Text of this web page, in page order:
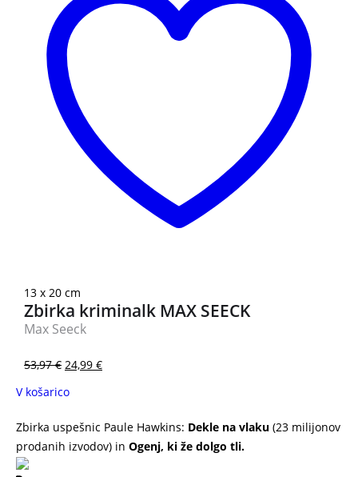
13 x 20 cm
Zbirka kriminalk MAX SEECK
Max Seeck
53,97€ 24,99 €
V košarico
Zbirka uspešnic Paule Hawkins: Dekle na vlaku (23 milijonov
prodanih izvodov) in Ogenj, ki že dolgo tli.